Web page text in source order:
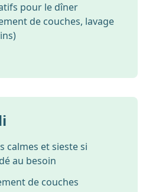
pour le dîner
de couches, lavage
calmes et sieste si
au besoin
de couches